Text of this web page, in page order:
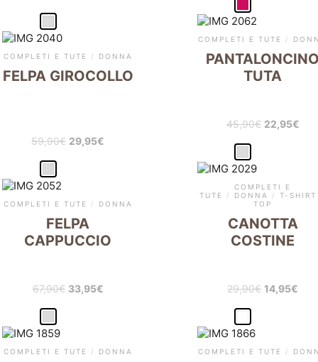
COMPLETI E TUTE /
TUTA
45,90€ 22,95€
COMPLETI E TUTE / DONNA
FELPA GIROCOLLO
59,90€ 29,95€
COMPLETI E
TUTE
/ DONNA /
T-
TOP
CANOTTA
COSTINE
29,90€ 14,95€
COMPLETI E TUTE / DONNA
FELPA
CAPPUCCIO
67,90€ 33,95€
COMPLETI E TUTE /
COMPLETI E TUTE / DONNA